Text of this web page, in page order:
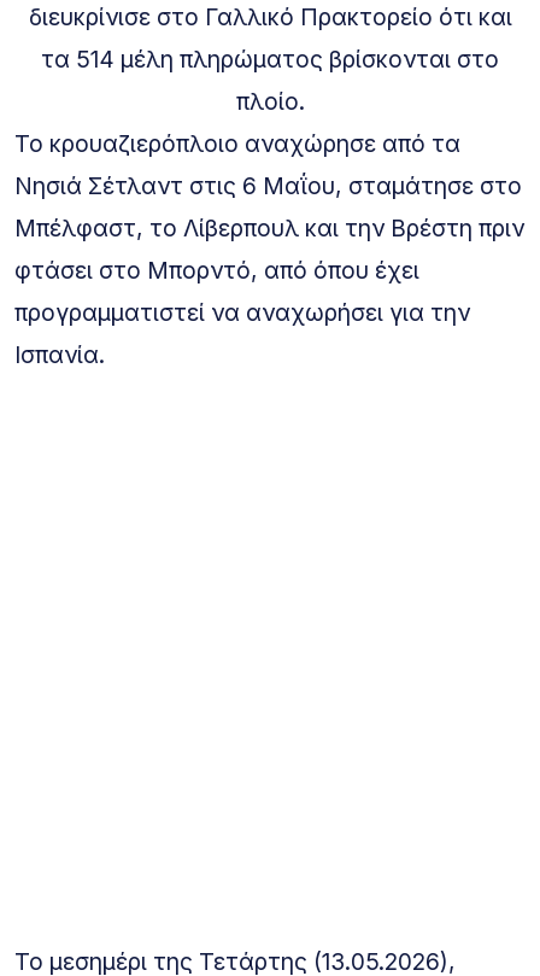
διευκρίνισε στο Γαλλικό Πρακτορείο ότι και
τα 514 μέλη πληρώματος βρίσκονται στο
πλοίο.
Το κρουαζιερόπλοιο αναχώρησε από τα
Νησιά Σέτλαντ στις 6 Μαΐου, σταμάτησε στο
Μπέλφαστ, το Λίβερπουλ και την Βρέστη πριν
φτάσει στο Μπορντό, από όπου έχει
προγραμματιστεί να αναχωρήσει για την
Ισπανία.
Το μεσημέρι της Τετάρτης (13.05.2026),